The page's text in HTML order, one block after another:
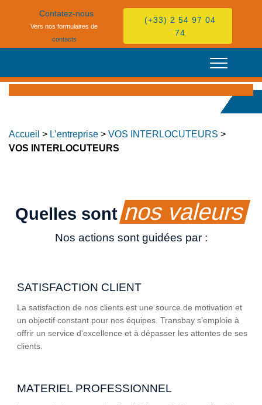
Contatez-nous
Vers nos formulaires de
contacts
(+33) 2 54 97 04
74
Accueil > L’entreprise > VOS INTERLOCUTEURS >
VOS INTERLOCUTEURS
Quelles sontnos valeurs
Nos actions sont guidées par :
SATISFACTION CLIENT
La satisfaction de nos clients est une source de motivation et
un objectif constant pour nos équipes. Transbay s’emploie à
offrir un service d'excellence et à dépasser les attentes de ses
clients.
MATERIEL PROFESSIONNEL